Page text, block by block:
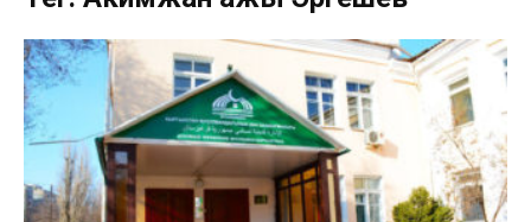
Новости
Кыргызстана